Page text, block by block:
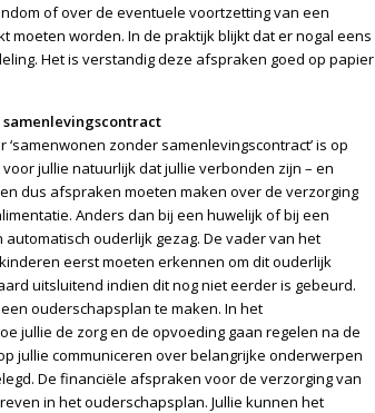
of over de eventuele voortzetting van een
moeten worden. In de praktijk blijkt dat er nogal eens
Het is verstandig deze afspraken goed op papier
zonder samenlevingscontract’ is op
jullie natuurlijk dat jullie verbonden zijn – en
dus afspraken moeten maken over de verzorging
Anders dan bij een huwelijk of bij een
ouderlijk gezag. De vader van het
eerst moeten erkennen om dit ouderlijk
uitsluitend indien dit nog niet eerder is gebeurd.
ouderschapsplan te maken. In het
jullie de zorg en de opvoeding gaan regelen na de
jullie communiceren over belangrijke onderwerpen
De financiële afspraken voor de verzorging van
in het ouderschapsplan. Jullie kunnen het